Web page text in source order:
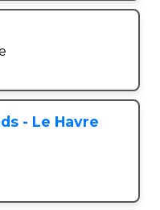
- Le Havre